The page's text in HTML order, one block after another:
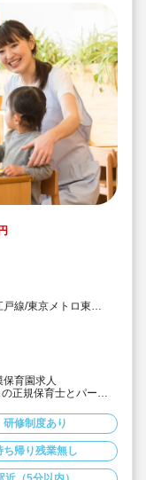
円
戸線/東京メトロ東西
育園求人
正規保育士とパート
が活躍しています！
、新園立ち上げ時に
！
なしで住宅借りるこ
研修制度あり
ち帰り残業無し